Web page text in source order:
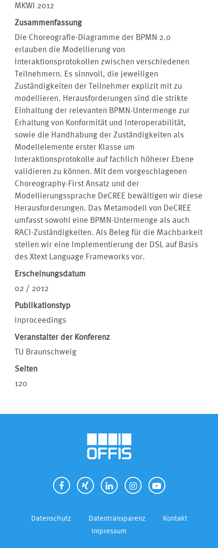
MKWI 2012
Zusammenfassung
Die Choreografie-Diagramme der BPMN 2.0
erlauben die Modellierung von
Interaktionsprotokollen zwischen verschiedenen
Teilnehmern. Es sinnvoll, die jeweiligen
Zuständigkeiten der Teilnehmer explizit mit zu
modellieren. Herausforderungen sind die strikte
Einhaltung der relevanten BPMN-Untermenge zur
Erhaltung von Konformität und Interoperabilität,
sowie die Handhabung der Zuständigkeiten als
Modellelemente erster Klasse um
Interaktionsprotokolle auf fachlich höherer Ebene
validieren zu können. Mit dem vorgeschlagenen
Choreography-First Ansatz und der
Modellierungssprache DeCREE bewältigen wir diese
Herausforderungen. Das Metamodell von DeCREE
umfasst sowohl eine BPMN-Untermenge als auch
RACI-Zuständigkeiten. Als Beleg für die Machbarkeit
stellen wir eine Implementierung der DSL auf Basis
des Xtext Language Frameworks vor.
Erscheinungsdatum
02 / 2012
Publikationstyp
inproceedings
Veranstalter der Konferenz
TU Braunschweig
Seiten
120
Datenschutz Datentransparenz
Kontakt
Impressum